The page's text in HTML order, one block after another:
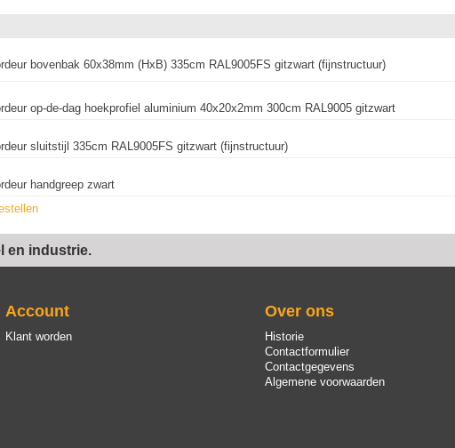
bovenbak 60x38mm (HxB) 335cm RAL9005FS gitzwart (fijnstructuur)
op-de-dag hoekprofiel aluminium 40x20x2mm 300cm RAL9005 gitzwart
sluitstijl 335cm RAL9005FS gitzwart (fijnstructuur)
handgreep zwart
en industrie.
Account
Klant worden
Over ons
Historie
Contactformulier
Contactgegevens
Algemene voorwaarden